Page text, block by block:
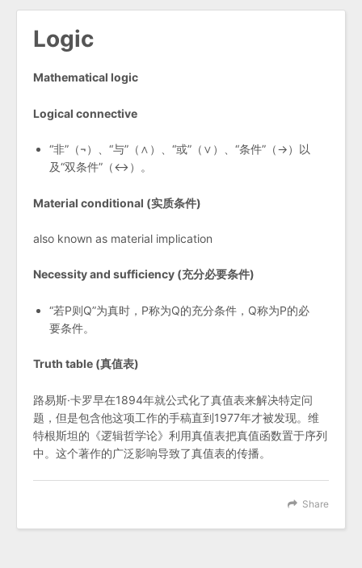
Logic
Mathematical logic
Logical connective
“非”（¬）、“与”（∧）、“或”（∨）、“条件”（→）以
及“双条件”（↔）。
Material conditional (实质条件)
also known as material implication
Necessity and sufficiency (充分必要条件)
“若P则Q”为真时，P称为Q的充分条件，Q称为P的必
要条件。
Truth table (真值表)
路易斯·卡罗早在1894年就公式化了真值表来解决特定问
题，但是包含他这项工作的手稿直到1977年才被发现。维
特根斯坦的《逻辑哲学论》利用真值表把真值函数置于序列
中。这个著作的广泛影响导致了真值表的传播。
Share